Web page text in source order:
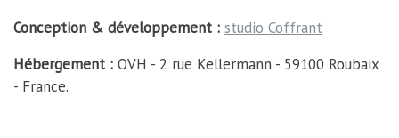
Conception & développement : studio Coffrant
Hébergement : OVH - 2 rue Kellermann - 59100 Roubaix
- France.